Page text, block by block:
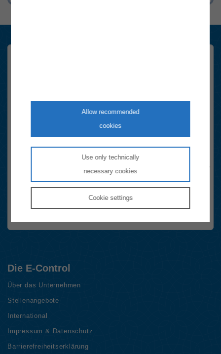
Allow recommended
cookies
Use only technically
necessary cookies
Cookie settings
Die E-Control
Über das Unternehmen
Stellenangebote
International
Impressum & Datenschutz
Barrierefreiheitserklärung
Anti-Roboter-Verifizierung
Hier klicken
Captcha ⇗
Datenschutzhinweisehabe ich gelesen.
FriendlyCaptcha Checkbox (keine Interaktion)
anmelden